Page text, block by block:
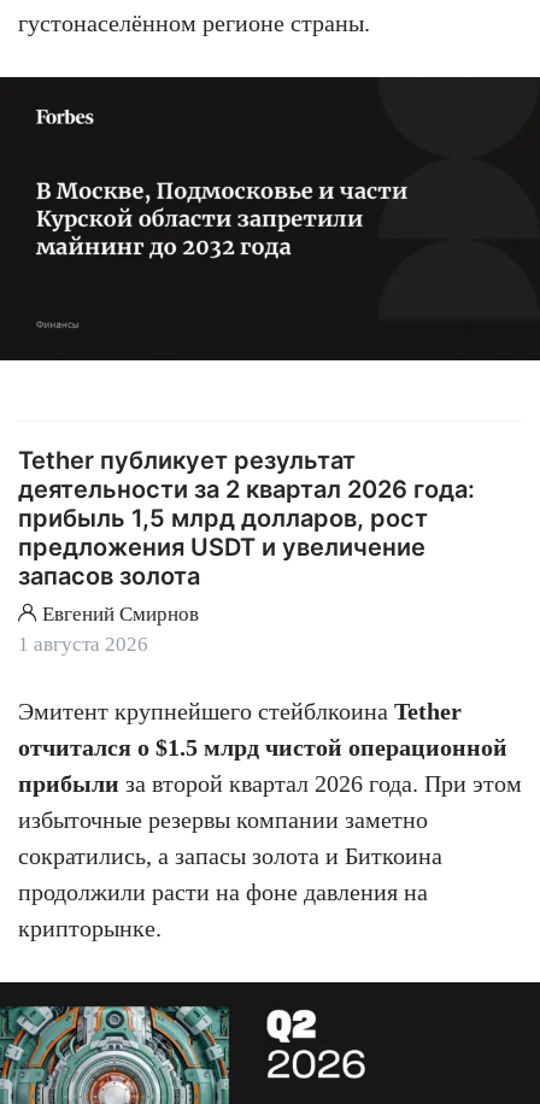
густонаселённом регионе страны.
Tether публикует результат
деятельности за 2 квартал 2026 года:
прибыль 1,5 млрд долларов, рост
предложения USDT и увеличение
запасов золота
Евгений Смирнов
1 августа 2026
Эмитент крупнейшего стейблкоина Tether
отчитался о $1.5 млрд чистой операционной
прибыли за второй квартал 2026 года. При этом
избыточные резервы компании заметно
сократились, а запасы золота и Биткоина
продолжили расти на фоне давления на
крипторынке.